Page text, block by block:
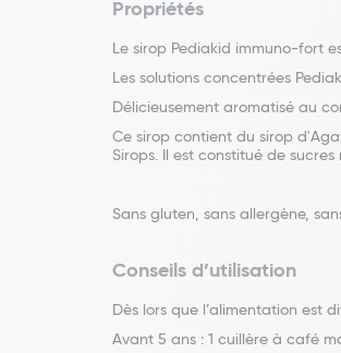
Propriétés
Le sirop Pediakid immuno-fort
Les solutions concentrées
Délicieusement aromatisé au
Ce sirop contient du sirop
Sirops. Il est constitué de
Sans gluten, sans allergène,
Conseils d’utilisation
Dès lors que l’alimentation est
Avant 5 ans : 1 cuillère à café